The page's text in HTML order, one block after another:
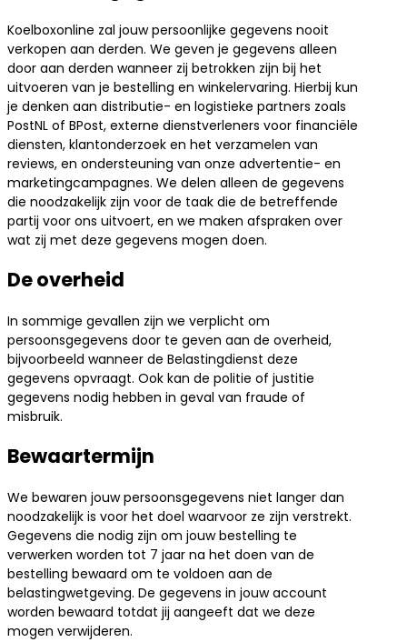
Koelboxonline zal jouw persoonlijke gegevens nooit
verkopen aan derden. We geven je gegevens alleen
door aan derden wanneer zij betrokken zijn bij het
uitvoeren van je bestelling en winkelervaring. Hierbij kun
je denken aan distributie- en logistieke partners zoals
PostNL of BPost, externe dienstverleners voor financiële
diensten, klantonderzoek en het verzamelen van
reviews, en ondersteuning van onze advertentie- en
marketingcampagnes. We delen alleen de gegevens
die noodzakelijk zijn voor de taak die de betreffende
partij voor ons uitvoert, en we maken afspraken over
wat zij met deze gegevens mogen doen.
De overheid
In sommige gevallen zijn we verplicht om
persoonsgegevens door te geven aan de overheid,
bijvoorbeeld wanneer de Belastingdienst deze
gegevens opvraagt. Ook kan de politie of justitie
gegevens nodig hebben in geval van fraude of
misbruik.
Bewaartermijn
We bewaren jouw persoonsgegevens niet langer dan
noodzakelijk is voor het doel waarvoor ze zijn verstrekt.
Gegevens die nodig zijn om jouw bestelling te
verwerken worden tot 7 jaar na het doen van de
bestelling bewaard om te voldoen aan de
belastingwetgeving. De gegevens in jouw account
worden bewaard totdat jij aangeeft dat we deze
mogen verwijderen.